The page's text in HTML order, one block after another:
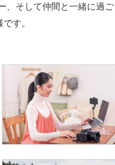
、そして仲間と一緒に過
す。